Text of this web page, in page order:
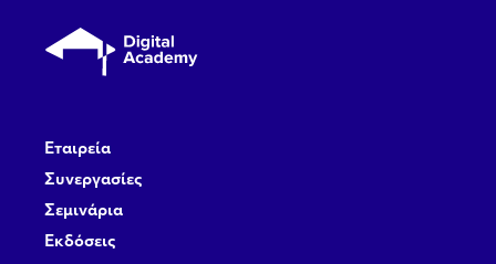
Εταιρεία
Συνεργασίες
Σεμινάρια
Εκδόσεις